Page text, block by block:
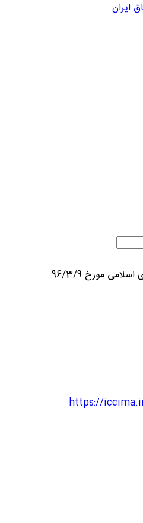
ایران
مورخ 96/3/9
https://